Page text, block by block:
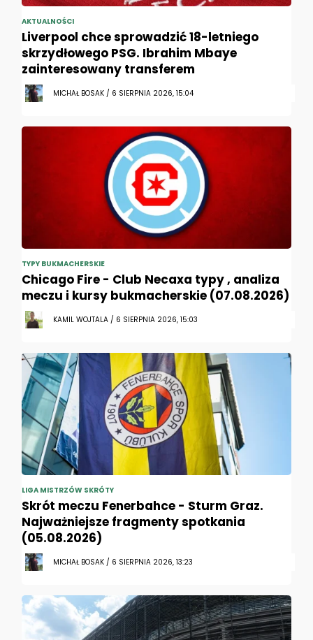
AKTUALNOŚCI
Liverpool chce sprowadzić 18-letniego
skrzydłowego PSG. Ibrahim Mbaye
zainteresowany transferem
MICHAŁ BOSAK / 6 SIERPNIA 2026, 15:04
TYPY BUKMACHERSKIE
Chicago Fire - Club Necaxa typy , analiza
meczu i kursy bukmacherskie (07.08.2026)
KAMIL WOJTALA / 6 SIERPNIA 2026, 15:03
LIGA MISTRZÓW SKRÓTY
Skrót meczu Fenerbahce - Sturm Graz.
Najważniejsze fragmenty spotkania
(05.08.2026)
MICHAŁ BOSAK / 6 SIERPNIA 2026, 13:23